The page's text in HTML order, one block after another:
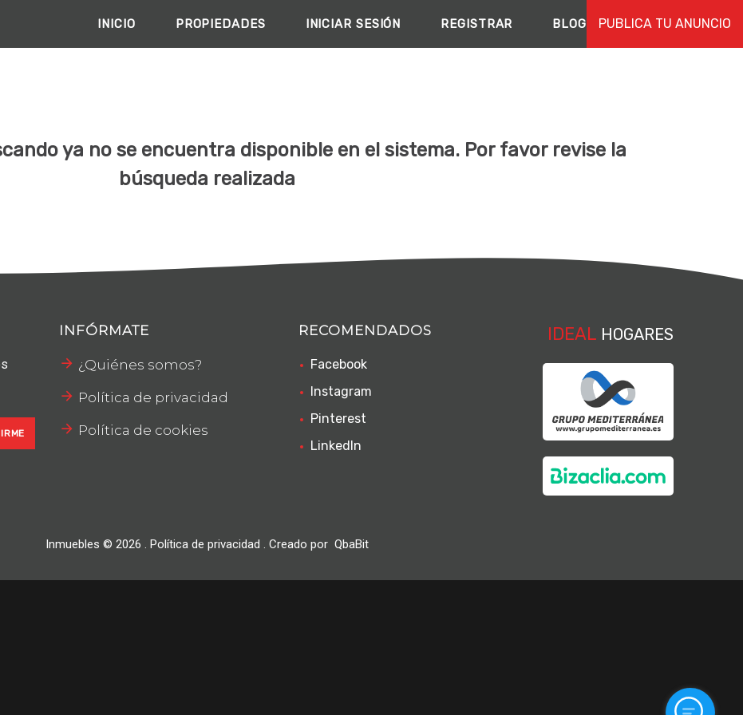
INICIO PROPIEDADES INICIAR SESIÓN REGISTRAR BLOG PUBLICA TU ANUNCIO
ya no se encuentra disponible en el sistema. Por favor revise la
búsqueda realizada
INFÓRMATE
¿Quiénes somos?
Política de privacidad
Política de cookies
RECOMENDADOS
Facebook
Instagram
Pinterest
LinkedIn
IDEAL HOGARES
Inmuebles © 2026 . Política de privacidad . Creado por QbaBit